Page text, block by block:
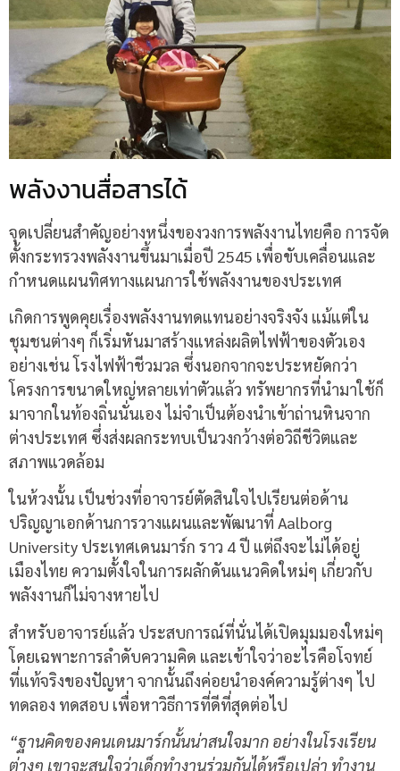
พลังงานสื่อสารได้
จุดเปลี่ยนสำคัญอย่างหนึ่งของวงการพลังงานไทยคือ การจัด
ตั้งกระทรวงพลังงานขึ้นมาเมื่อปี 2545 เพื่อขับเคลื่อนและ
กำหนดแผนทิศทางแผนการใช้พลังงานของประเทศ
เกิดการพูดคุยเรื่องพลังงานทดแทนอย่างจริงจัง แม้แต่ใน
ชุมชนต่างๆ ก็เริ่มหันมาสร้างแหล่งผลิตไฟฟ้าของตัวเอง
อย่างเช่น โรงไฟฟ้าชีวมวล ซึ่งนอกจากจะประหยัดกว่า
โครงการขนาดใหญ่หลายเท่าตัวแล้ว ทรัพยากรที่นำมาใช้ก็
มาจากในท้องถิ่นนั่นเอง ไม่จำเป็นต้องนำเข้าถ่านหินจาก
ต่างประเทศ ซึ่งส่งผลกระทบเป็นวงกว้างต่อวิถีชีวิตและ
สภาพแวดล้อม
ในห้วงนั้น เป็นช่วงที่อาจารย์ตัดสินใจไปเรียนต่อด้าน
ปริญญาเอกด้านการวางแผนและพัฒนาที่ Aalborg
University ประเทศเดนมาร์ก ราว 4 ปี แต่ถึงจะไม่ได้อยู่
เมืองไทย ความตั้งใจในการผลักดันแนวคิดใหม่ๆ เกี่ยวกับ
พลังงานก็ไม่จางหายไป
สำหรับอาจารย์แล้ว ประสบการณ์ที่นั่นได้เปิดมุมมองใหม่ๆ
โดยเฉพาะการลำดับความคิด และเข้าใจว่าอะไรคือโจทย์
ที่แท้จริงของปัญหา จากนั้นถึงค่อยนำองค์ความรู้ต่างๆ ไป
ทดลอง ทดสอบ เพื่อหาวิธีการที่ดีที่สุดต่อไป
“ฐานคิดของคนเดนมาร์กนั้นน่าสนใจมาก อย่างในโรงเรียน
ต่างๆ เขาจะสนใจว่าเด็กทำงานร่วมกันได้หรือเปล่า ทำงาน